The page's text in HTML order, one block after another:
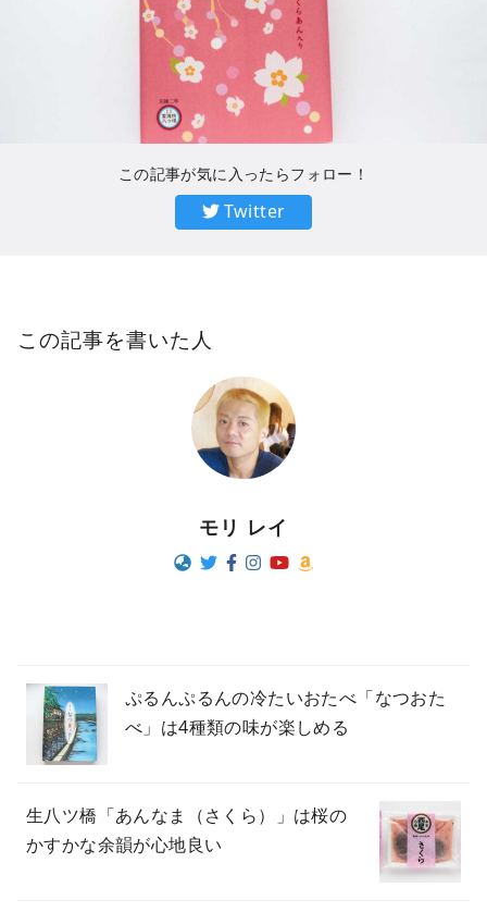
この記事が気に入ったらフォロー！
Twitter
この記事を書いた人
モリ レイ
ぷるんぷるんの冷たいおたべ「なつおた
べ」は4種類の味が楽しめる
生八ツ橋「あんなま（さくら）」は桜の
かすかな余韻が心地良い